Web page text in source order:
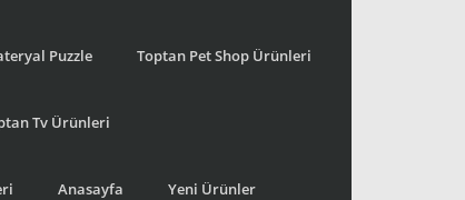
Puzzle Toptan Pet Shop Ürünleri
Tv Ürünleri
Anasayfa Yeni Ürünler